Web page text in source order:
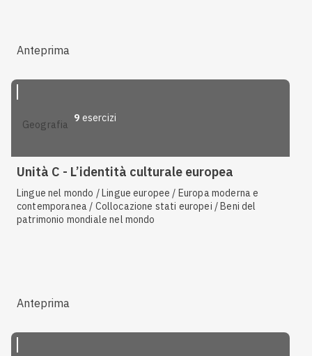
Anteprima
geografia
9 esercizi
Unità C - L’identità culturale europea
Lingue nel mondo / Lingue europee / Europa moderna e
contemporanea / Collocazione stati europei / Beni del
patrimonio mondiale nel mondo
Anteprima